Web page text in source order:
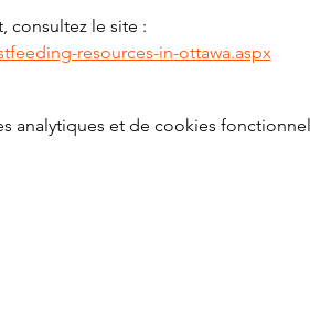
consultez le site :
resources-in-ottawa.aspx
analytiques et de cookies